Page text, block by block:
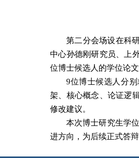
第二分会场设在科
中心孙德刚研究员、上
位博士候选人的学位论
9位博士候选人分别
架、核心概念、论证逻
修改建议。
本次博士研究生学
进方向，为后续正式答